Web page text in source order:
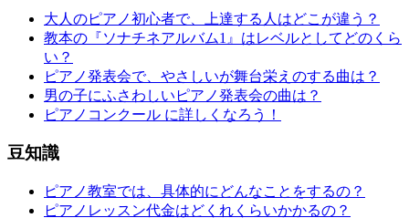
大人のピアノ初心者で、上達する人はどこが違う？
教本の『ソナチネアルバム1』はレベルとしてどのくら
い？
ピアノ発表会で、やさしいが舞台栄えのする曲は？
男の子にふさわしいピアノ発表会の曲は？
ピアノコンクール に詳しくなろう！
豆知識
ピアノ教室では、具体的にどんなことをするの？
ピアノレッスン代金はどくれくらいかかるの？